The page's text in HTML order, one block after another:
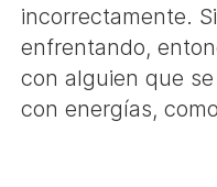
incorrectamente.
enfrentando,
con alguien que
con energías,